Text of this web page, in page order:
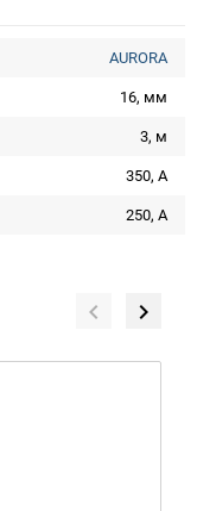
AURORA
16, мм
3, м
350, А
250, А